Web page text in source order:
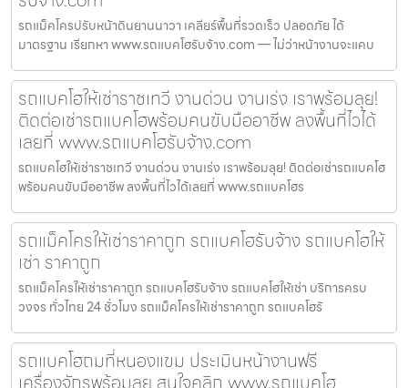
รถแม็คโครปรับหน้าดินยานนาวา เคลียร์พื้นที่รวดเร็ว ปลอดภัย ได้
มาตรฐาน เรียกหา www.รถแบคโฮรับจ้าง.com — ไม่ว่าหน้างานจะแคบ
รถแบคโฮให้เช่าราชเทวี งานด่วน งานเร่ง เราพร้อมลุย!
ติดต่อเช่ารถแบคโฮพร้อมคนขับมืออาชีพ ลงพื้นที่ไวได้
เลยที่ www.รถแบคโฮรับจ้าง.com
รถแบคโฮให้เช่าราชเทวี งานด่วน งานเร่ง เราพร้อมลุย! ติดต่อเช่ารถแบคโฮ
พร้อมคนขับมืออาชีพ ลงพื้นที่ไวได้เลยที่ www.รถแบคโฮร
รถแม็คโครให้เช่าราคาถูก รถแบคโฮรับจ้าง รถแบคโฮให้
เช่า ราคาถูก
รถแม็คโครให้เช่าราคาถูก รถแบคโฮรับจ้าง รถแบคโฮให้เช่า บริการครบ
วงจร ทั่วไทย 24 ชั่วโมง รถแม็คโครให้เช่าราคาถูก รถแบคโฮรั
รถแบคโฮถมที่หนองแขม ประเมินหน้างานฟรี